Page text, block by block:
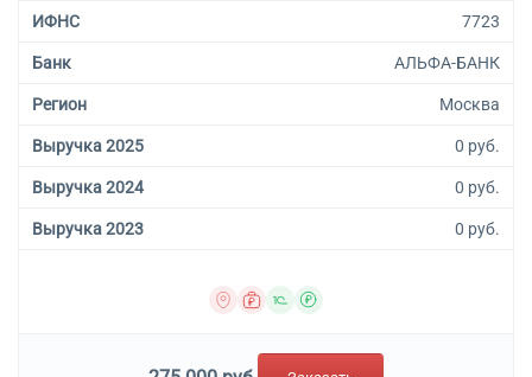
ИФНС 7723
Банк АЛЬФА-БАНК
Регион Москва
Выручка 2025 0 руб.
Выручка 2024 0 руб.
Выручка 2023 0 руб.